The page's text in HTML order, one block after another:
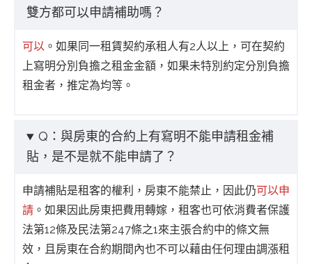
雙方都可以申請補助嗎？
可以 。如果同一租賃契約承租人有2人以上，可在契約
上寫明分別負擔之租金金額，如果未特別約定分別負擔
租金者，推定為均等。
Q：與房東的合約上有寫明不能申請租金補
貼，是不是就不能申請了？
申請補貼是租客的權利，房東不能禁止，因此仍可以申
請 。如果因此房東把費用轉嫁，租客也可依消費者保護
法第12條及民法第247條之1來主張合約中的條文無
效，且房東在合約期間內也不可以藉由任何理由調漲租